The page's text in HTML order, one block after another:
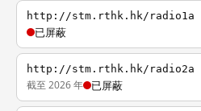
http://stm.rthk.hk/radio1a
已屏蔽
http://stm.rthk.hk/radio2a
截至 2026 年 已屏蔽